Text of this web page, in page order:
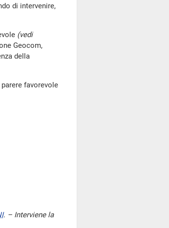
di intervenire,
(vedi
Geocom,
della
favorevole
. – Interviene la